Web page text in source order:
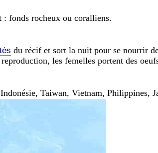
fonds rocheux ou coralliens.
du récif et sort la nuit pour se nourrir
les femelles portent des
Taiwan, Vietnam, Philippines,